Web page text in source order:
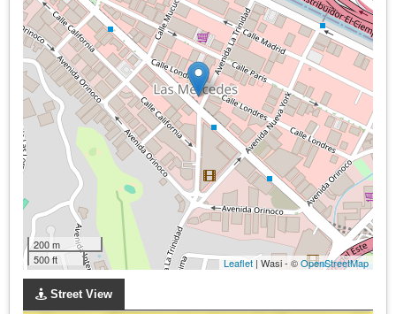
200 m
500 ft
Leaflet | Wasi - ©OpenStreetMap
Street View